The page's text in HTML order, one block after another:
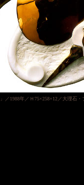
」／1988年／Ｈ75×258×12／大理石